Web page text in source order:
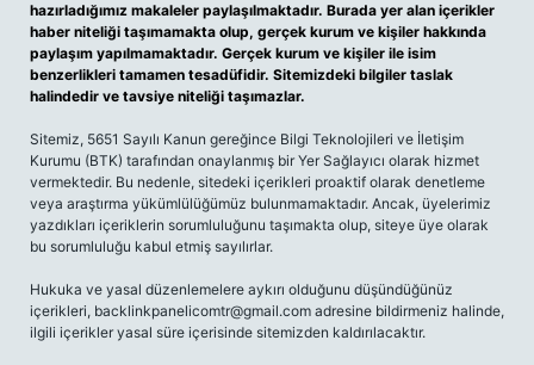
hazırladığımız makaleler paylaşılmaktadır. Burada yer alan içerikler
haber niteliği taşımamakta olup, gerçek kurum ve kişiler hakkında
paylaşım yapılmamaktadır. Gerçek kurum ve kişiler ile isim
benzerlikleri tamamen tesadüfidir. Sitemizdeki bilgiler taslak
halindedir ve tavsiye niteliği taşımazlar.
Sitemiz, 5651 Sayılı Kanun gereğince Bilgi Teknolojileri ve İletişim
Kurumu (BTK) tarafından onaylanmış bir Yer Sağlayıcı olarak hizmet
vermektedir. Bu nedenle, sitedeki içerikleri proaktif olarak denetleme
veya araştırma yükümlülüğümüz bulunmamaktadır. Ancak, üyelerimiz
yazdıkları içeriklerin sorumluluğunu taşımakta olup, siteye üye olarak
bu sorumluluğu kabul etmiş sayılırlar.
Hukuka ve yasal düzenlemelere aykırı olduğunu düşündüğünüz
içerikleri, backlinkpanelicomtr@gmail.com adresine bildirmeniz halinde,
ilgili içerikler yasal süre içerisinde sitemizden kaldırılacaktır.